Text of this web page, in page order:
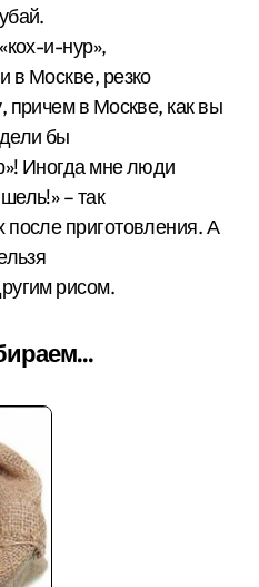
и-нур»,
в Москве, резко
причем в Москве, как вы
бы
Иногда мне люди
– так
после приготовления. А
рисом.